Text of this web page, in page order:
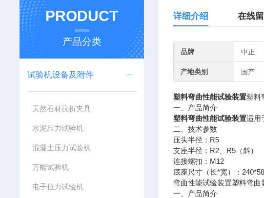
PRODUCT
产品分类
试验机设备及附件
天然石材抗折夹具
水泥压力试验机
混凝土压力试验机
万能试验机
电子拉力试验机
详细介绍 在线
品牌 中正
产地类别 国产
塑料弯曲性能试验装置塑料
一、产品简介
塑料弯曲性能试验装置适用
二、技术参数
压头半径： R5
支座半径： R2 R5 （斜）
连接螺扣： M12
底座尺寸（长*宽）：
弯曲性能试验装置塑料弯曲
一、产品简介